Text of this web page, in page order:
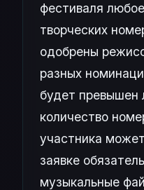
фестиваля
творческих
одобрены
разных
будет превышен
количество
участника
заявке
музыкальные